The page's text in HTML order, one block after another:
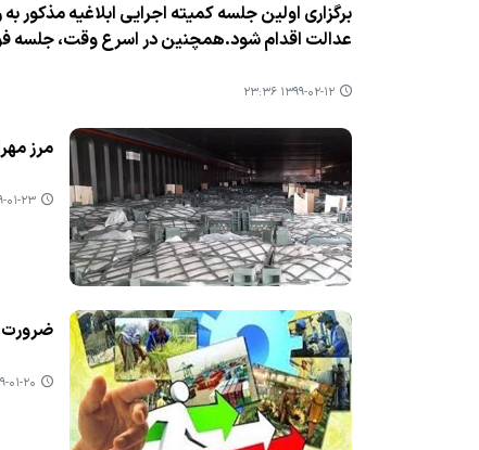
برگزاری اولین جلسه كمیته اجرایی ابلاغیه
عدالت اقدام شود.همچنین در اسرع وقت، جلسه فوق
۱۳۹۹-۰۲-۱۲ ۲۳:۳۶
مرز‌
۱۳۹۹-۰۱-
ضرورت
۱۳۹۹-۰۱-